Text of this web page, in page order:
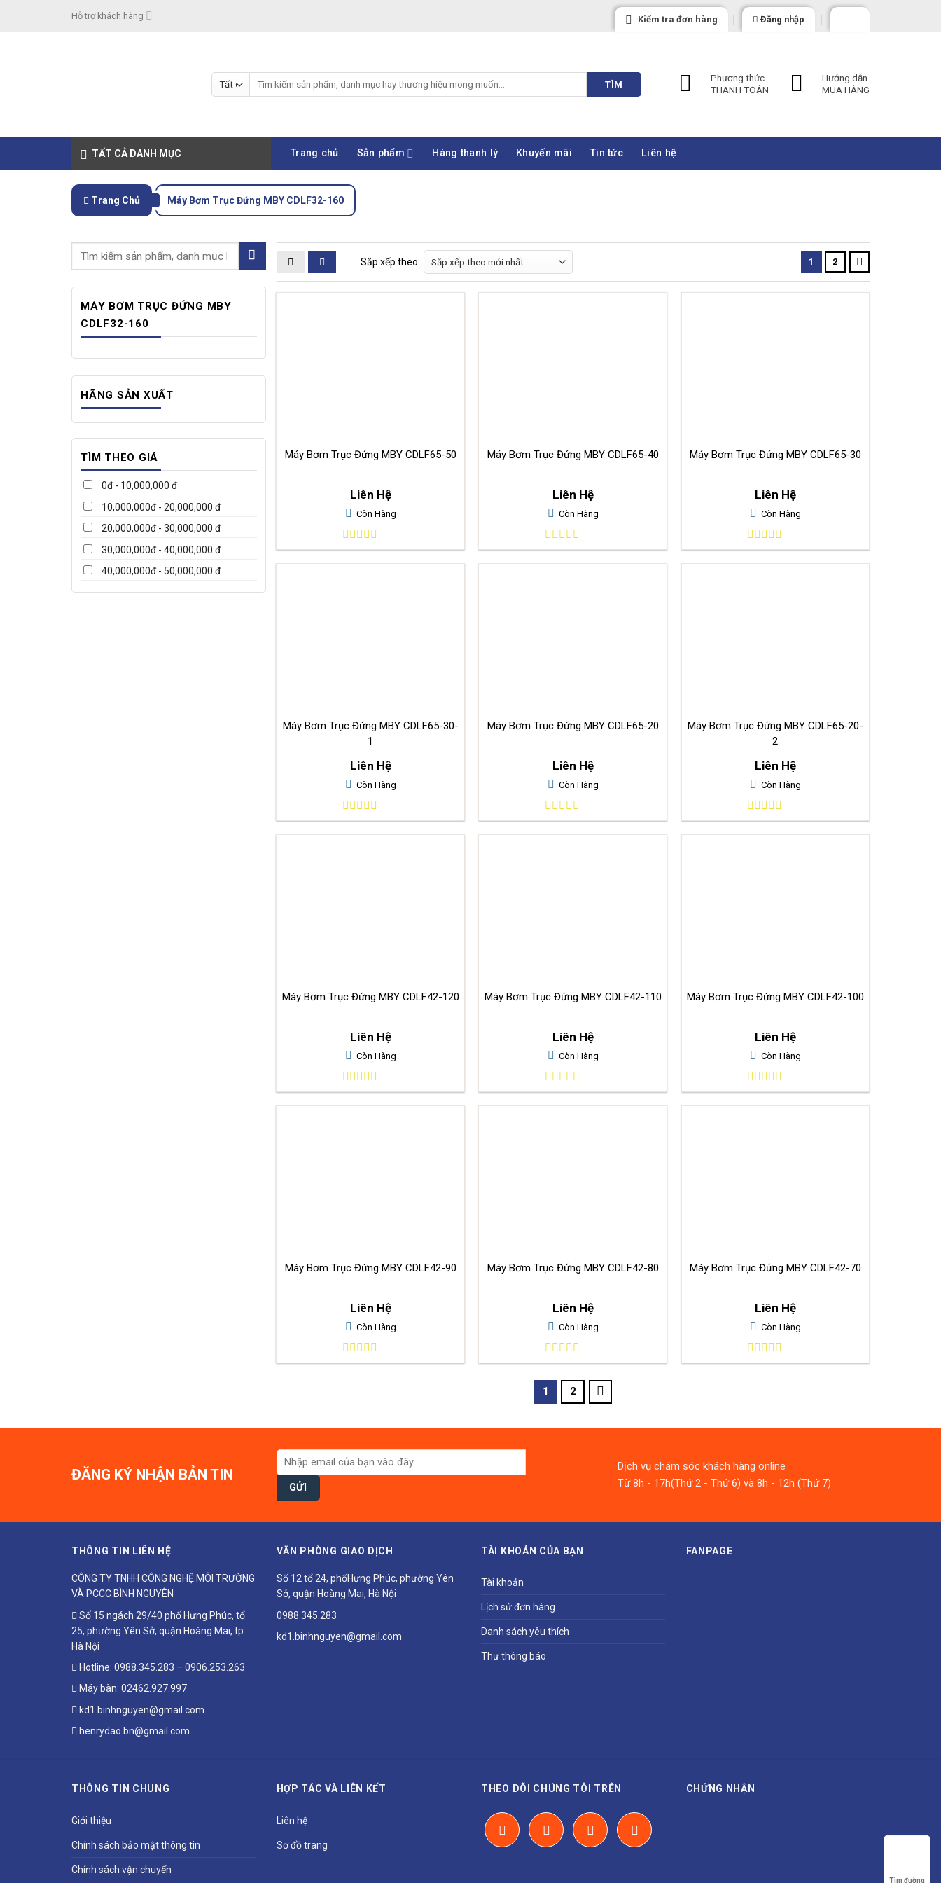
Hỗ trợ khách hàng Kiểm tra đơn hàng Đăng nhập
kiếm:
TÌM
Phương thức
THANH TOÁN
Hướng dẫn
MUA HÀNG
TẤT CẢ DANH MỤC Trang chủ Sản phẩm Hàng thanh lý Khuyến mãi Tin tức Liên hệ
Trang Chủ Máy Bơm Trục Đứng MBY CDLF32-160
MÁY BƠM TRỤC ĐỨNG MBY
CDLF32-160
HÃNG SẢN XUẤT
TÌM THEO GIÁ
0đ - 10,000,000 đ
10,000,000đ - 20,000,000 đ
20,000,000đ - 30,000,000 đ
30,000,000đ - 40,000,000 đ
40,000,000đ - 50,000,000 đ
Sắp xếp theo: 1 2
Máy Bơm Trục Đứng MBY CDLF65-50
Liên Hệ
Còn Hàng
0
out
Máy Bơm Trục Đứng MBY CDLF65-40
Liên Hệ
Còn Hàng
0
out
Máy Bơm Trục Đứng MBY CDLF65-30
Liên Hệ
Còn Hàng
0
out
Máy Bơm Trục Đứng MBY CDLF65-30-
1
Liên Hệ
Còn Hàng
0
out
Máy Bơm Trục Đứng MBY CDLF65-20
Liên Hệ
Còn Hàng
0
out
Máy Bơm Trục Đứng MBY CDLF65-20-
2
Liên Hệ
Còn Hàng
0
out
Máy Bơm Trục Đứng MBY CDLF42-120
Liên Hệ
Còn Hàng
0
out
Máy Bơm Trục Đứng MBY CDLF42-110
Liên Hệ
Còn Hàng
0
out
Máy Bơm Trục Đứng MBY CDLF42-100
Liên Hệ
Còn Hàng
0
out
Máy Bơm Trục Đứng MBY CDLF42-90
Liên Hệ
Còn Hàng
0
Máy Bơm Trục Đứng MBY CDLF42-80
Liên Hệ
Còn Hàng
0
of
5
Máy Bơm Trục Đứng MBY CDLF42-70
Liên Hệ
Còn Hàng
0
1 2
ĐĂNG KÝ NHẬN BẢN TIN
Dịch vụ chăm sóc khách hàng online
Từ 8h - 17h(Thứ 2 - Thứ 6) và 8h - 12h (Thứ 7)
THÔNG TIN LIÊN HỆ
CÔNG TY TNHH CÔNG NGHỆ MÔI TRƯỜNG
VÀ PCCC BÌNH NGUYÊN
Số 15 ngách 29/40 phố Hưng Phúc, tổ
25, phường Yên Sở, quận Hoàng Mai, tp
Hà Nội
Hotline: 0988.345.283 – 0906.253.263
Máy bàn: 02462.927.997
kd1.binhnguyen@gmail.com
henrydao.bn@gmail.com
VĂN PHÒNG GIAO DỊCH
Số 12 tổ 24, phốHưng Phúc, phường Yên
Sở, quận Hoàng Mai, Hà Nội
0988.345.283
kd1.binhnguyen@gmail.com
TÀI KHOẢN CỦA BẠN
Tài khoản
Lịch sử đơn hàng
Danh sách yêu thích
Thư thông báo
FANPAGE
THÔNG TIN CHUNG
Giới thiệu
Chính sách bảo mật thông tin
Chính sách vận chuyển
HỢP TÁC VÀ LIÊN KẾT
Liên hệ
Sơ đồ trang
THEO DÕI CHÚNG TÔI TRÊN CHỨNG NHẬN
Tìm đường